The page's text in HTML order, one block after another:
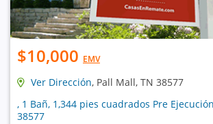
$10,000 EMV
Ver Dirección, Pall Mall, TN 38577
, 1 Bañ, 1,344 pies cuadrados Pre
38577